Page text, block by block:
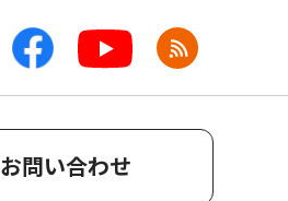
お問い合わせ